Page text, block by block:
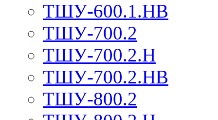
ТШУ-600.1.НВ
ТШУ-700.2
ТШУ-700.2.Н
ТШУ-700.2.НВ
ТШУ-800.2